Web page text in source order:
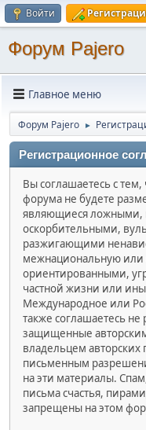
Войти
Форум Pajero
Главное меню
Форум Pajero ►
Регистрационное
Вы соглашаетесь с
форума не будете
являющиеся ложными,
оскорбительными,
разжигающими
межнациональную или
ориентированными,
частной жизни или
Международное или
также соглашаетесь
защищенные
владельцем авторских
письменным
на эти материалы.
письма счастья,
запрещены на этом